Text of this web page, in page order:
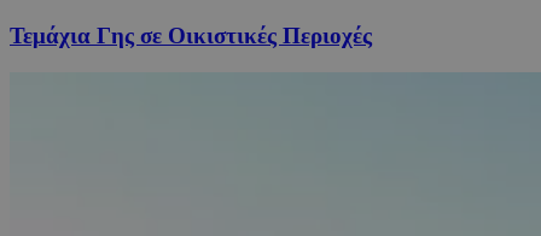
Τεμάχια Γης σε Οικιστικές Περιοχές